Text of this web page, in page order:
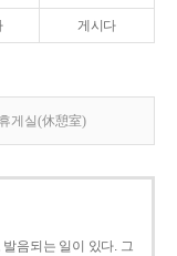
게시다
휴게실(休憩室)
발음되는 일이 있다. 그